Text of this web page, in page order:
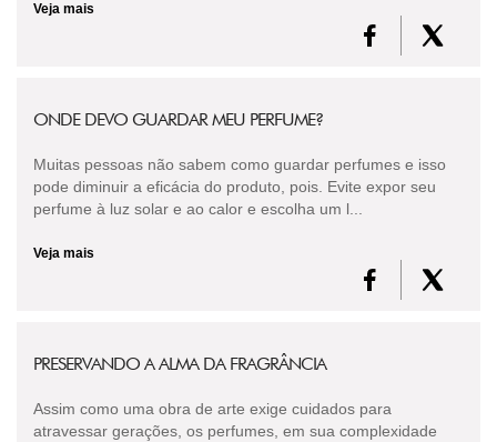
Veja mais
ONDE DEVO GUARDAR MEU PERFUME?
Muitas pessoas não sabem como guardar perfumes e isso
pode diminuir a eficácia do produto, pois. Evite expor seu
perfume à luz solar e ao calor e escolha um l...
Veja mais
PRESERVANDO A ALMA DA FRAGRÂNCIA
Assim como uma obra de arte exige cuidados para
atravessar gerações, os perfumes, em sua complexidade